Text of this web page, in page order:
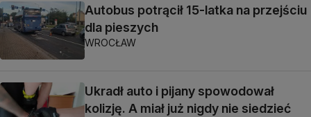
Autobus potrącił 15-latka na przejściu
dla pieszych
WROCŁAW
Ukradł auto i pijany spowodował
kolizję. A miał już nigdy nie siedzieć